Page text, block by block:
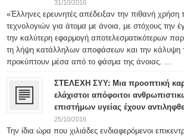
31/10/2016
«Έλληνες ερευνητές απέδειξαν την πιθανή χρήση
τεχνολογιών για άτομα με άνοια, με στόχους την
την καλύτερη εφαρμογή αποτελεσματικότερων
τη λήψη κατάλληλων αποφάσεων και την
προκύπτουν μέσα από το φάσμα της άνοιας. ...
ΣΤΕΛΕΧΗ ΣΥΥ: Μια προοπτική
ελάχιστοι απόφοιτοι
επιστήμων υγείας έχουν
25/10/2016
Την ίδια ώρα που χιλιάδες ενδιαφερόμενοι